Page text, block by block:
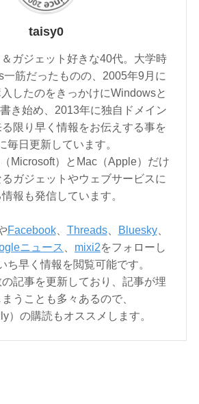
taisy0
ガジェット好きな40代。大学時
筋だったものの、2005年9月に
したのをきっかけにWindowsと
き始め、2013年に独自ドメイン
限り早く情報をお伝えする事を
毎日更新しています。
Microsoft）とMac（Apple）だけ
ガジェットやウェブサービスに
報も発信しています。
Facebook、 Threads、 Bluesky、
ニュース mixi2をフォローし
ち早く情報を閲覧可能です。
記事を更新しており、記事が埋
うことも多々あるので、
）の購読もオススメします。